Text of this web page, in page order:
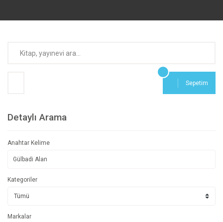
Sepetim
Detaylı Arama
Anahtar Kelime
Kategoriler
Markalar